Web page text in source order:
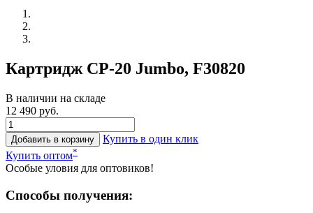
Картридж CP-20 Jumbo, F30820
В наличии на складе
12 490 руб.
Добавить в корзину
Купить в один клик
Купить оптом*
Особые уловия для оптовиков!
Способы получения: